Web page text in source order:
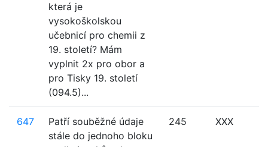
která je
vysokoškolskou
učebnicí pro chemii z
19. století? Mám
vyplnit 2x pro obor a
pro Tisky 19. století
(094.5)...
647
Patří souběžné údaje
stále do jednoho bloku
245 XXX